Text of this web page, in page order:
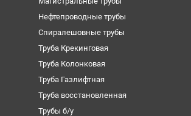
Нефтепроводные трубы
Спиралешовные трубы
Труба Крекинговая
Труба Колонковая
Труба Газлифтная
Труба восстановленная
Трубы б/у